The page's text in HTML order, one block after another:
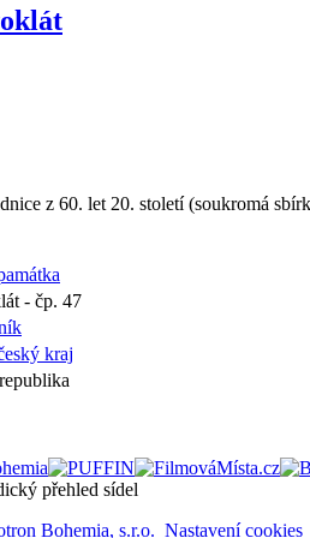
z 60. let 20. století (soukromá
- čp. 47
kraj
přehled sídel
Bohemia, s.r.o. Nastavení cookies